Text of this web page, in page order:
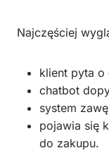
Najczęściej
klient pyta o
chatbot
system
pojawia się
do zakupu.